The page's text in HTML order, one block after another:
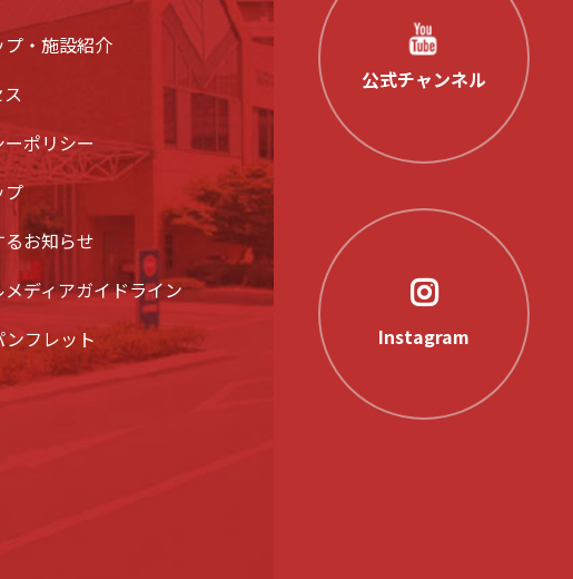
・施設紹介
ポリシー
プ
お知らせ
ディアガイドライン
フレット
公式チャンネル
Instagram